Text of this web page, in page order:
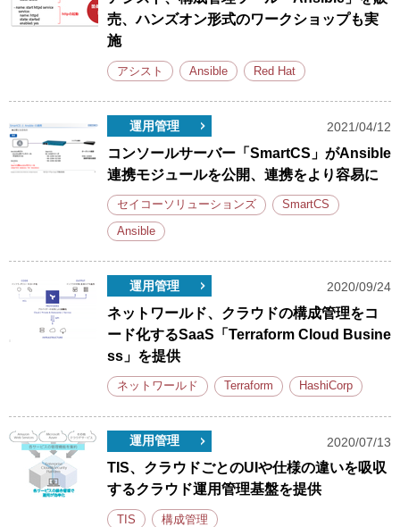
売、ハンズオン形式のワークショップも実
施
アシスト Ansible Red Hat
運用管理 2021/04/12
コンソールサーバー「SmartCS」がAnsible
連携モジュールを公開、連携をより容易に
セイコーソリューションズ SmartCS
Ansible
運用管理 2020/09/24
ネットワールド、クラウドの構成管理をコ
ード化するSaaS「Terraform Cloud Busine
ss」を提供
ネットワールド Terraform HashiCorp
運用管理 2020/07/13
TIS、クラウドごとのUIや仕様の違いを吸収
するクラウド運用管理基盤を提供
TIS 構成管理